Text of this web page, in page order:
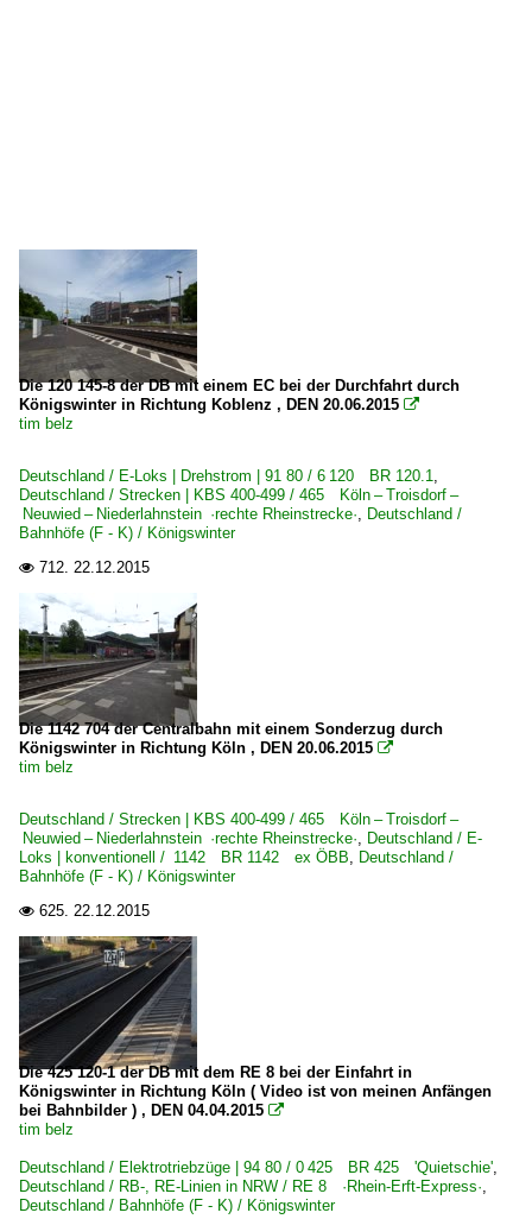
Die 120 145-8 der DB mit einem EC bei der Durchfahrt durch
Königswinter in Richtung Koblenz , DEN 20.06.2015 
tim belz
Deutschland / E-Loks | Drehstrom | 91 80 / 6 120 BR 120.1,
Deutschland / Strecken | KBS 400-499 / 465 Köln – Troisdorf –
Neuwied – Niederlahnstein ·rechte Rheinstrecke·, Deutschland /
Bahnhöfe (F - K) / Königswinter
 712. 22.12.2015
Die 1142 704 der Centralbahn mit einem Sonderzug durch
Königswinter in Richtung Köln , DEN 20.06.2015 
tim belz
Deutschland / Strecken | KBS 400-499 / 465 Köln – Troisdorf –
Neuwied – Niederlahnstein ·rechte Rheinstrecke·, Deutschland / E-
Loks | konventionell / 1142 BR 1142 ex ÖBB, Deutschland /
Bahnhöfe (F - K) / Königswinter
 625. 22.12.2015
Die 425 120-1 der DB mit dem RE 8 bei der Einfahrt in
Königswinter in Richtung Köln ( Video ist von meinen Anfängen
bei Bahnbilder ) , DEN 04.04.2015 
tim belz
Deutschland / Elektrotriebzüge | 94 80 / 0 425 BR 425 'Quietschie',
Deutschland / RB-, RE-Linien in NRW / RE 8 ·Rhein-Erft-Express·,
Deutschland / Bahnhöfe (F - K) / Königswinter